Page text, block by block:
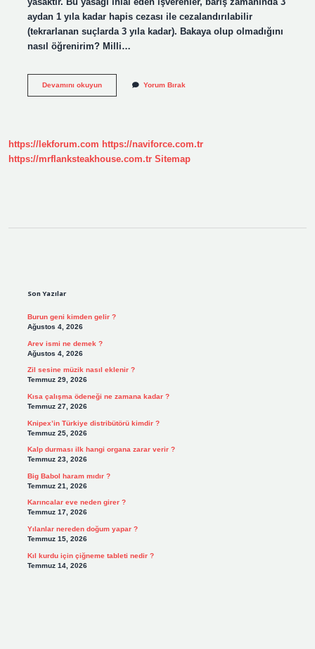
aydan 1 yıla kadar hapis cezası ile cezalandırılabilir
(tekrarlanan suçlarda 3 yıla kadar). Bakaya olup olmadığını
nasıl öğrenirim? Milli…
Devamını okuyunBakaya
Yorum Bırak
https://lekforum.com https://naviforce.com.tr
https://mrflanksteakhouse.com.tr Sitemap
Son Yazılar
Burun geni kimden gelir ?
Ağustos 4, 2026
Arev ismi ne demek ?
Ağustos 4, 2026
Zil sesine müzik nasıl eklenir ?
Temmuz 29, 2026
Kısa çalışma ödeneği ne zamana kadar ?
Temmuz 27, 2026
Knipex’in Türkiye distribütörü kimdir ?
Temmuz 25, 2026
Kalp durması ilk hangi organa zarar verir ?
Temmuz 23, 2026
Big Babol haram mıdır ?
Temmuz 21, 2026
Karıncalar eve neden girer ?
Temmuz 17, 2026
Yılanlar nereden doğum yapar ?
Temmuz 15, 2026
Kıl kurdu için çiğneme tableti nedir ?
Temmuz 14, 2026